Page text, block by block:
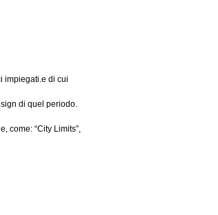
impiegati.e di cui
di quel periodo.
come: “City Limits”,